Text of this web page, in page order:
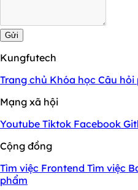
Gửi
Kungfutech
Trang chủ Khóa học Câu hỏi
Mạng xã hội
Youtube Tiktok Facebook
Cộng đồng
Tìm việc Frontend Tìm việc
phẩm